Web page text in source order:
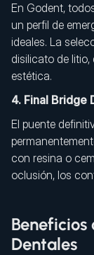
En Godent,
un perfil de
ideales. La
disilicato de
estética.
4. Final Bridge
El puente
con resina o
oclusión, los
Beneficios
Dentales